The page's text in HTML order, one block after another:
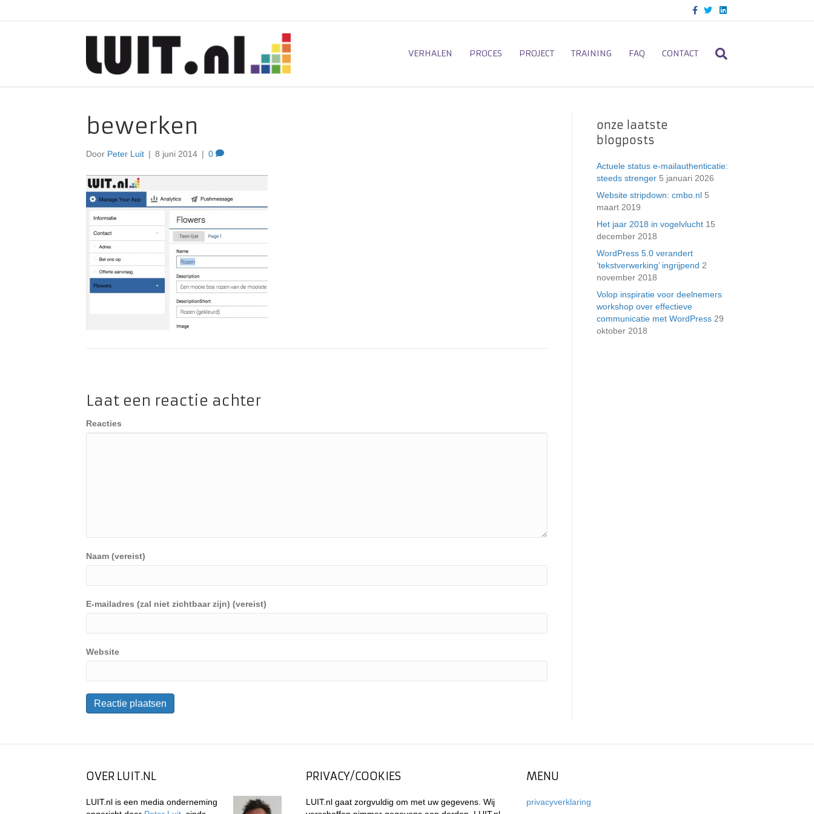
c
o
o
T
i
e
L
n
d
VERHALEN PROCES PROJECT TRAINING FAQ CONTACT
bewerken
Door Peter Luit | 8 juni 2014 | 0
Laat een reactie achter
Reacties
Naam (vereist)
E-mailadres (zal niet zichtbaar zijn) (vereist)
Website
onze laatste
blogposts
Actuele status e-mailauthenticatie:
steeds strenger 5 januari 2026
Website stripdown: cmbo.nl 5
maart 2019
Het jaar 2018 in vogelvlucht 15
december 2018
WordPress 5.0 verandert
’tekstverwerking’ ingrijpend 2
november 2018
Volop inspiratie voor deelnemers
workshop over effectieve
communicatie met WordPress 29
oktober 2018
OVER LUIT.NL
LUIT.nl is een media onderneming
PRIVACY/COOKIES
LUIT.nl gaat zorgvuldig om met uw gegevens. Wij
MENU
privacyverklaring